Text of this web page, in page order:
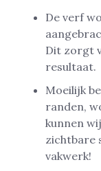
De verf
Dit zorgt
resultaat.
Moeilijk
randen,
kunnen
zichtbare
vakwerk!